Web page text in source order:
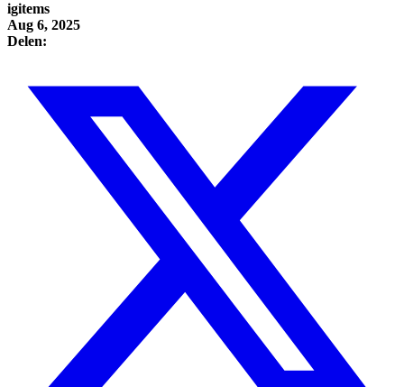
igitems
Aug 6, 2025
Delen: